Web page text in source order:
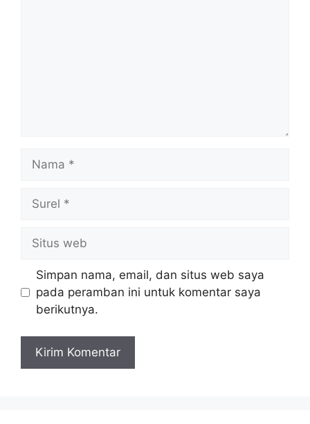
Nama
Surel
Situs
web
Simpan nama, email, dan situs web saya
pada peramban ini untuk komentar saya
berikutnya.